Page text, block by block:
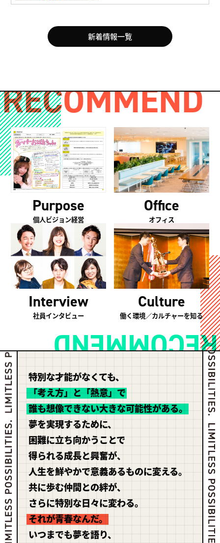
新着情報一覧
RECOMMEND
RECOMMEND
Purpose
個人ビジョン経営
Office
オフィス
Interview
社員インタビュー
Culture
働く環境／カルチャーを知る
特別な才能がなくても、
「考え方」と「熱意」で
誰も想像できない大きな可能性がある。
夢を実現するために、
困難に立ち向かうことで
得られる成長と興奮が、
人生を鮮やかで意義あるものに変える。
共に歩む仲間との絆が、
さらに特別な日々に変わる。
それが青春なんだ。
いつまでも夢を語り、